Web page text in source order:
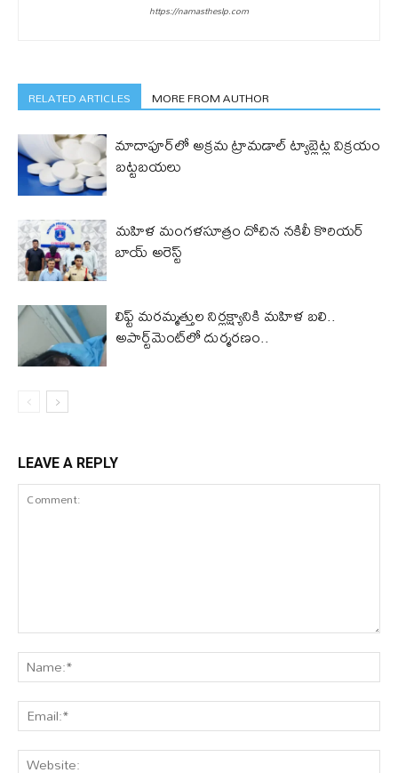
https://namastheslp.com
RELATED ARTICLES MORE FROM AUTHOR
మాదాపూర్‌లో అక్రమ ట్రామడాల్ ట్యాబ్లెట్ల విక్రయం
బట్టబయలు
మహిళ మంగళసూత్రం దోచిన నకిలీ కొరియర్
బాయ్ అరెస్ట్
లిఫ్ట్ మరమ్మత్తుల నిర్లక్ష్యానికి మ‌హిళ‌ బలి..
అపార్ట్‌మెంట్‌లో దుర్మరణం..
LEAVE A REPLY